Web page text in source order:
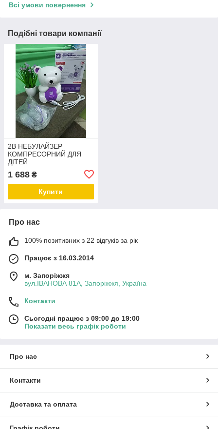
Всі умови повернення
Подібні товари компанії
2В НЕБУЛАЙЗЕР
КОМПРЕСОРНИЙ ДЛЯ
ДІТЕЙ
1 688 ₴
Купити
Про нас
100% позитивних з 22 відгуків за рік
Працює з 16.03.2014
м. Запоріжжя
вул.ІВАНОВА 81А, Запоріжжя, Україна
Контакти
Сьогодні працює з 09:00 до 19:00
Показати весь графік роботи
Про нас
Контакти
Доставка та оплата